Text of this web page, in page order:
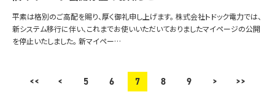
平素は格別のご高配を賜り、厚く御礼申し上げます。 株式会社トドック電力では、
新システム移行に伴い、これまでお使いいただいておりましたマイページの公開
を停止いたしました。 新マイペー…
<< < 5 6 7 8 9 > >>